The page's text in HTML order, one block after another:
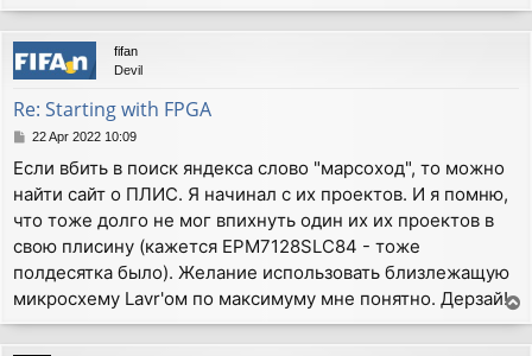
o
p
fifan
Devil
Re: Starting with FPGA
P
s
t
22 Apr 2022 10:09
Если вбить в поиск яндекса слово "марсоход", то можно
найти сайт о ПЛИС. Я начинал с их проектов. И я помню,
что тоже долго не мог впихнуть один их их проектов в
свою плисину (кажется EPM7128SLC84 - тоже
полдесятка было). Желание использовать близлежащую
микросхему Lavr'ом по максимуму мне понятно. Дерзай!
o
p